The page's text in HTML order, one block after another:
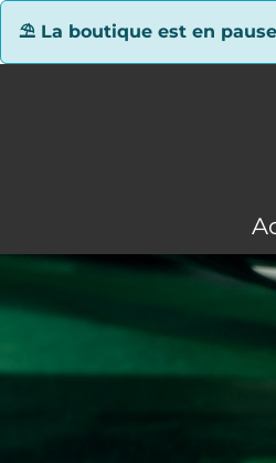
⛱ La boutique est en
Panneau de gestion des